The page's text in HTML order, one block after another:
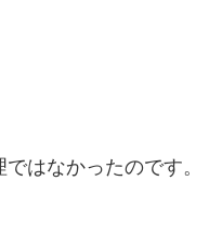
はなかったのです。